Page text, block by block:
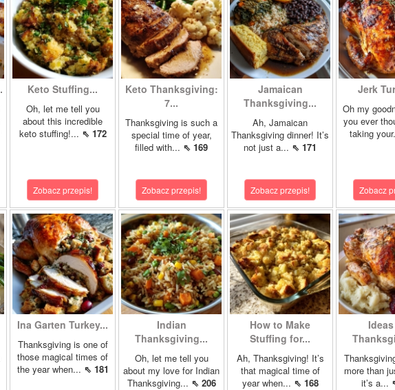
Keto Stuffing...
Oh, let me tell you
about this incredible
keto stuffing!... ⇖ 172
Zobacz przepis!
Keto Thanksgiving:
7...
Thanksgiving is such a
special time of year,
filled with... ⇖ 169
Zobacz przepis!
Jamaican
Thanksgiving...
Ah, Jamaican
Thanksgiving dinner! It’s
not just a... ⇖ 171
Zobacz przepis!
Jerk
Oh my
you ever
taking
Zobacz
Ina Garten Turkey...
Thanksgiving is one of
those magical times of
the year when... ⇖ 181
Indian
Thanksgiving...
Oh, let me tell you
about my love for Indian
Thanksgiving... ⇖ 206
How to Make
Stuffing for...
Ah, Thanksgiving! It’s
that magical time of
year when... ⇖ 168
more than
it’s a...